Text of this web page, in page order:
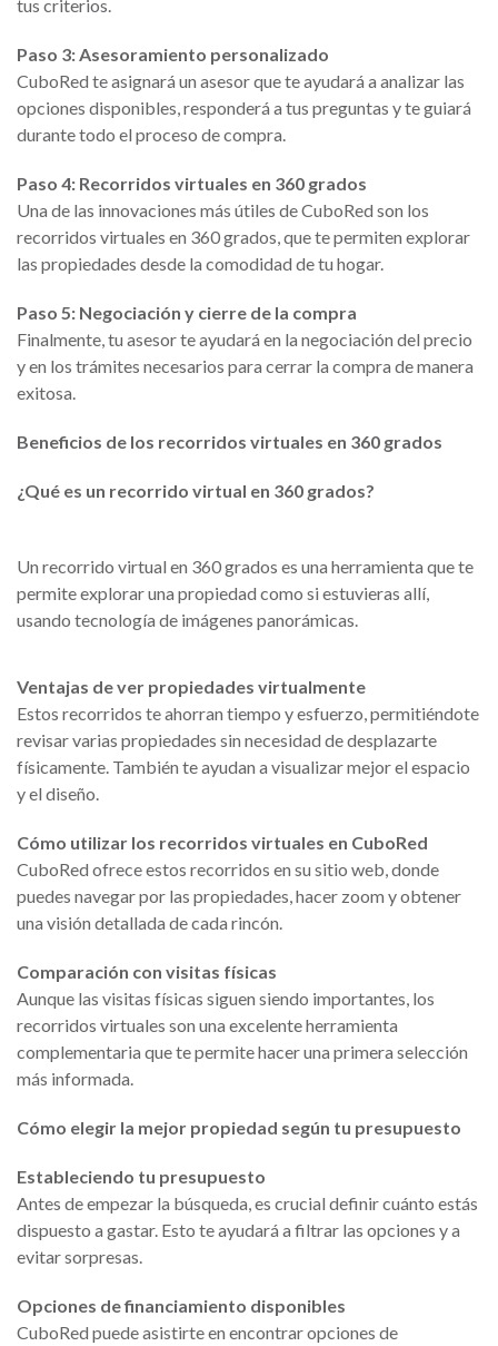
tus criterios.
Paso 3: Asesoramiento personalizado
CuboRed te asignará un asesor que te ayudará a analizar las
opciones disponibles, responderá a tus preguntas y te guiará
durante todo el proceso de compra.
Paso 4: Recorridos virtuales en 360 grados
Una de las innovaciones más útiles de CuboRed son los
recorridos virtuales en 360 grados, que te permiten explorar
las propiedades desde la comodidad de tu hogar.
Paso 5: Negociación y cierre de la compra
Finalmente, tu asesor te ayudará en la negociación del precio
y en los trámites necesarios para cerrar la compra de manera
exitosa.
Beneficios de los recorridos virtuales en 360 grados
¿Qué es un recorrido virtual en 360 grados?
Un recorrido virtual en 360 grados es una herramienta que te
permite explorar una propiedad como si estuvieras allí,
usando tecnología de imágenes panorámicas.
Ventajas de ver propiedades virtualmente
Estos recorridos te ahorran tiempo y esfuerzo, permitiéndote
revisar varias propiedades sin necesidad de desplazarte
físicamente. También te ayudan a visualizar mejor el espacio
y el diseño.
Cómo utilizar los recorridos virtuales en CuboRed
CuboRed ofrece estos recorridos en su sitio web, donde
puedes navegar por las propiedades, hacer zoom y obtener
una visión detallada de cada rincón.
Comparación con visitas físicas
Aunque las visitas físicas siguen siendo importantes, los
recorridos virtuales son una excelente herramienta
complementaria que te permite hacer una primera selección
más informada.
Cómo elegir la mejor propiedad según tu presupuesto
Estableciendo tu presupuesto
Antes de empezar la búsqueda, es crucial definir cuánto estás
dispuesto a gastar. Esto te ayudará a filtrar las opciones y a
evitar sorpresas.
Opciones de financiamiento disponibles
CuboRed puede asistirte en encontrar opciones de